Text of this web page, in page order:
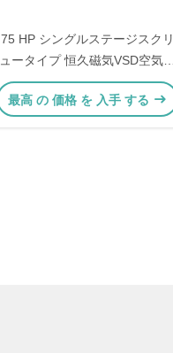
75 HP シングルステージスクリ
ュータイプ 恒久磁気VSD空気圧
縮機 55KW
最高 の 価格 を 入手 する